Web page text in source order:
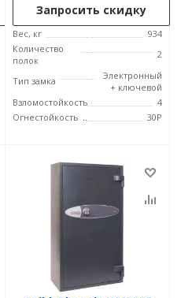
Запросить скидку
Вес, кг
934
Количество
полок
2
Тип замка
Электронный
+ ключевой
Взломостойкость
4
Огнестойкость
30P